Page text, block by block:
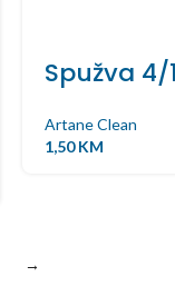
Spužva 4/
Artane Clean
1,50KM
→